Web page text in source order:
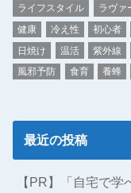
ライフスタイル
ラヴァ
健康
冷え性 初心者
日焼け
温活 紫外線
風邪予防
食育 養蜂
最近の投稿
【PR】「自宅で学